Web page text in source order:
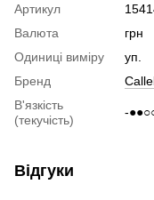
Артикул
Валюта
грн
Одиниці виміру
уп.
Бренд
В'язкість
(текучість)
-
Відгуки